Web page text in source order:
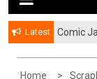
Latest Comic
Home